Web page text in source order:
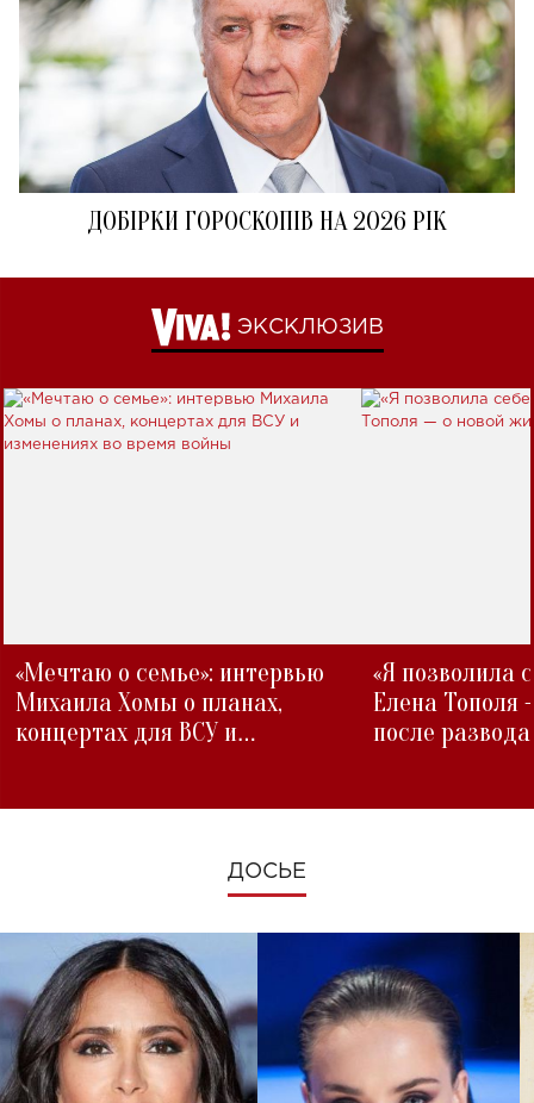
ДОБІРКИ ГОРОСКОПІВ НА 2026 РІК
ЭКСКЛЮЗИВ
«Мечтаю о семье»: интервью
Михаила Хомы о планах,
концертах для ВСУ и
«Я позволила
Елена Тополя
после развода
ДОСЬЕ